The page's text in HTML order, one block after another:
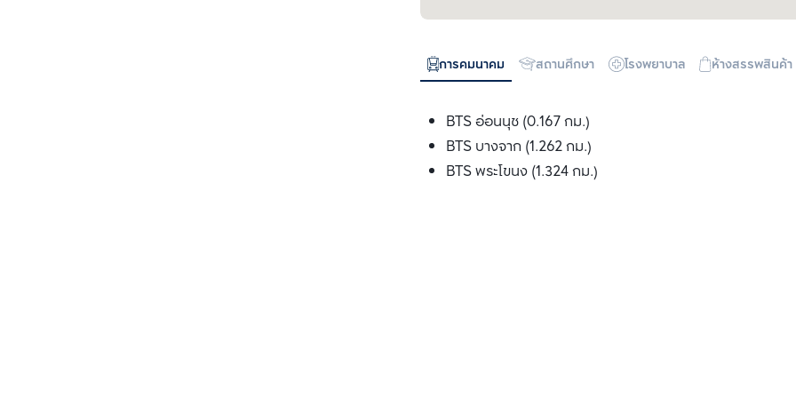
การคมนาคม สถานศึกษา โรงพยาบาล ห้างสรรพสินค้า
BTS อ่อนนุช (0.167 กม.)
BTS บางจาก (1.262 กม.)
BTS พระโขนง (1.324 กม.)